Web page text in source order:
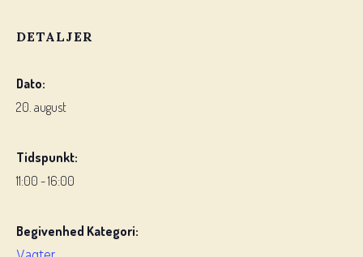
DETALJER
Dato:
20. august
Tidspunkt:
11:00 - 16:00
Begivenhed Kategori: